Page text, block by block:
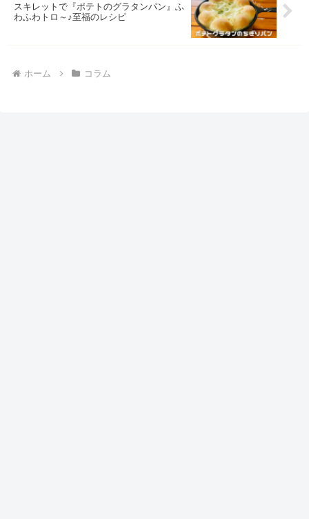
スキレットで『ポテトのグラタンパン』ふ
わふわトロ～♪至福のレシピ
ホーム コラム